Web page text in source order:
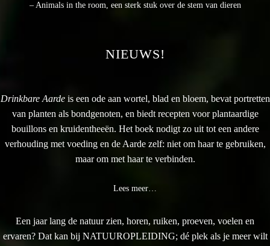
– Animals in the room, een sterk stuk over de stem van dieren
NIEUWS!
Drinkbare Aarde is een ode aan wortel, blad en bloem, bevat portretten
van planten als bondgenoten, en biedt recepten voor plantaardige
bouillons en kruidentheeën. Het boek nodigt zo uit tot een andere
verhouding met voeding en de Aarde zelf: niet om haar te gebruiken,
maar om met haar te verbinden.
Lees meer…
Een jaar lang de natuur zien, horen, ruiken, proeven, voelen en
ervaren? Dat kan bij NATUUROPLEIDING; dé plek als je meer wilt